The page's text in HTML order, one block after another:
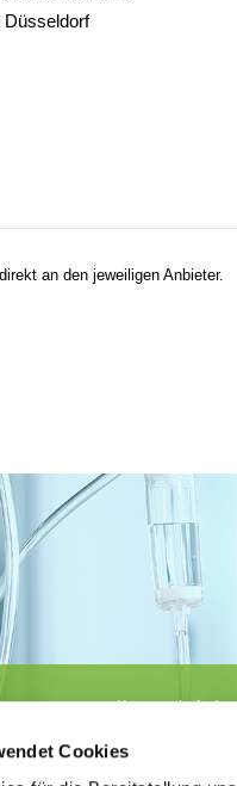
Cookies
Düsseldorf
an den jeweiligen Anbieter.
Körperschaft